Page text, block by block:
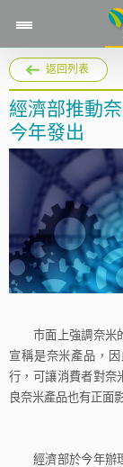
返回列表
經濟部推動
今年發出
市面上強調奈米的
宣稱是奈米產品，
行，可讓消費者對奈
良奈米產品也有正面
經濟部於今年辦理